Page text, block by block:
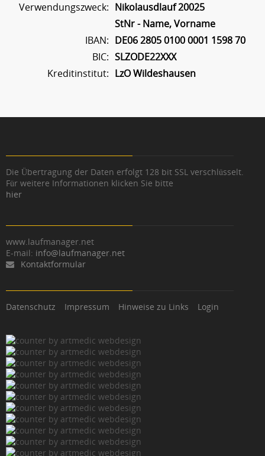
Verwendungszweck: Nikolausdlauf 20025
StNr - Name, Vorname
IBAN: DE06 2805 0100 0001 1598 70
BIC: SLZODE22XXX
Kreditinstitut: LzO Wildeshausen
Die Übertragung der Daten erfolgt 128 bit SSL verschlüsselt.
Für weitere Informationen klicken Sie bitte
hier
www.laufmanager.net
E-mail: info@laufmanager.net
Kontaktformular
Datenschutz Impressum Hinweise zu Links Login